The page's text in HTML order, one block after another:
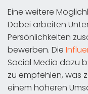
Eine weitere
Dabei arbeiten
Persönlichkeiten
bewerben. Die
Social Media dazu
zu empfehlen, was
einem höheren